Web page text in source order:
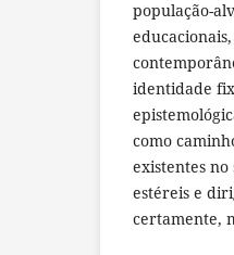
população-
identidade
como
existentes no
estéreis e
certamente,